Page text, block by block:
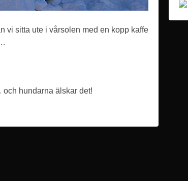
vi sitta ute i vårsolen med en kopp kaffe
hundarna älskar det!